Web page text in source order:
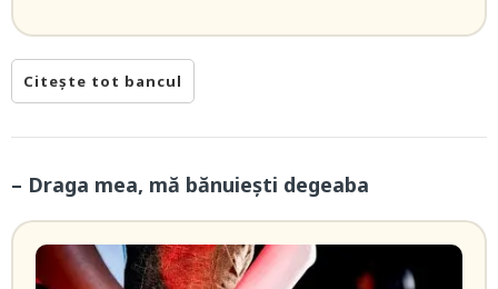
Citește tot bancul
– Draga mea, mă bănuiești degeaba